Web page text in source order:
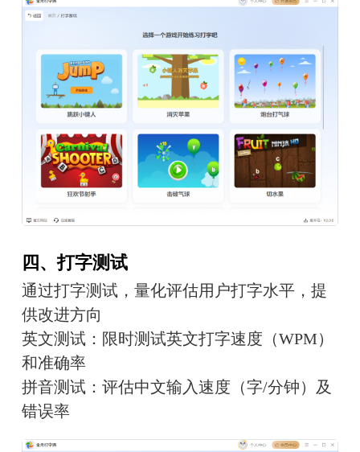
四、打字测试
通过打字测试，量化评估用户打字水平，提
供改进方向
英文测试：限时测试英文打字速度（WPM）
和准确率
拼音测试：评估中文输入速度（字/分钟）及
错误率